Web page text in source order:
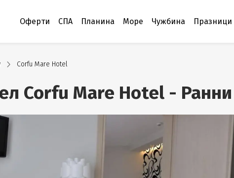
Оферти СПА Планина Море Чужбина Празници
Corfu Mare Hotel
Corfu Mare Hotel -